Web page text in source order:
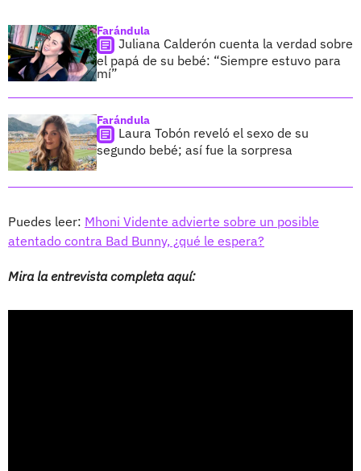
Farándula
Juliana Calderón cuenta la verdad sobre
el papá de su bebé: “Siempre estuvo para
mí”
Farándula
Laura Tobón reveló el sexo de su
segundo bebé; así fue la sorpresa
Puedes leer: Mhoni Vidente advierte sobre un posible
atentado contra Bad Bunny, ¿qué le espera?
Mira la entrevista completa aquí: